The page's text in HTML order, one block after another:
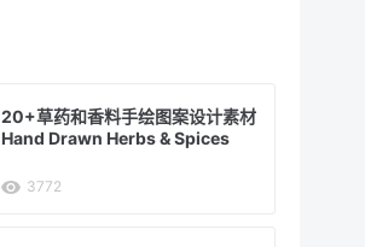
20+草药和香料手绘图案设计素材
Hand Drawn Herbs & Spices
3772